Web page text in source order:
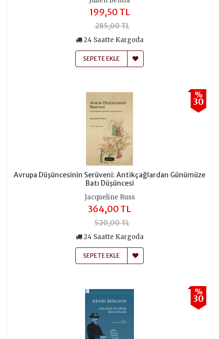
199,50 TL
285,00 TL
24 Saatte Kargoda
SEPETE EKLE
%
30
Avrupa Düşüncesinin Serüveni: Antikçağlardan Günümüze
Batı Düşüncesi
Jacqueline Russ
364,00 TL
520,00 TL
24 Saatte Kargoda
SEPETE EKLE
%
30